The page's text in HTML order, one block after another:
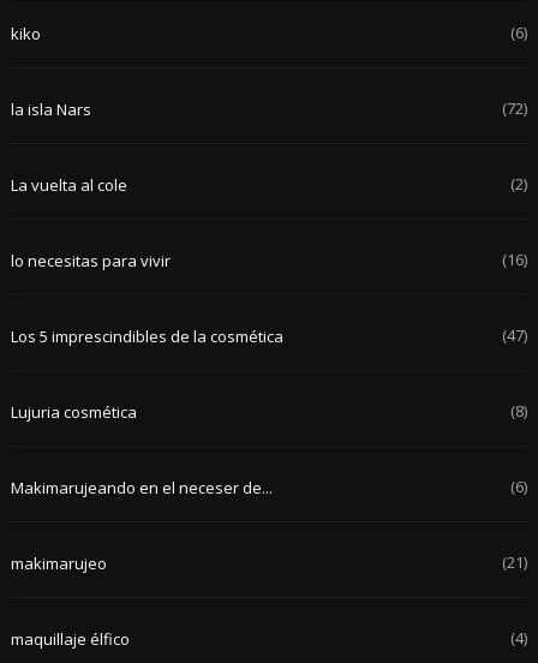
kiko (6)
la isla Nars (72)
La vuelta al cole (2)
lo necesitas para vivir (16)
Los 5 imprescindibles de la cosmética (47)
Lujuria cosmética (8)
Makimarujeando en el neceser de... (6)
makimarujeo (21)
maquillaje élfico (4)